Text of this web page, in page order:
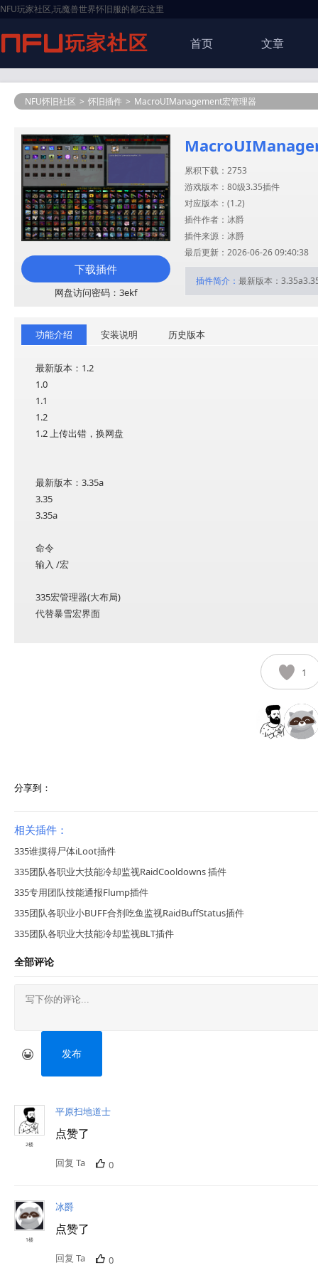
NFU玩家社区,玩魔兽世界怀旧服的都在这里
首页 文章
NFU怀旧社区 > 怀旧插件 > MacroUIManagement宏管理器
下载插件
网盘访问密码：3ekf
累积下载：2753
游戏版本：80级3.35插件
对应版本：(1.2)
插件作者：冰爵
插件来源：冰爵
最后更新：2026-06-26 09:40:38
插件简介： 最新版本：
功能介绍 安装说明 历史版本
最新版本：1.2
1.0
1.1
1.2
1.2上传出错，换网盘
最新版本：3.35a
3.35
3.35a
命令
输入 /宏
335宏管理器(大布局)
代替暴雪宏界面
1
分享到：
相关插件：
335谁摸得尸体iLoot插件
335团队各职业大技能冷却监视RaidCooldowns 插件
335专用团队技能通报Flump插件
335团队各职业小BUFF合剂吃鱼监视RaidBuffStatus插件
335团队各职业大技能冷却监视BLT插件
全部评论
发布
2楼
平原扫地道士
点赞了
回复 Ta 0
1楼
冰爵
点赞了
回复 Ta 0